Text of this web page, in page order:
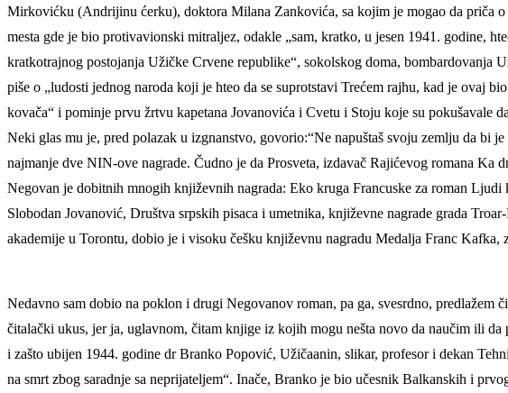
Mirkovićku (Andrijinu ćerku), doktora Milana Zankovića, sa kojim je mogao da priča
mesta gde je bio protivavionski mitraljez, odakle „sam, kratko, u jesen 1941. godine,
kratkotrajnog postojanja Užičke Crvene republike“, sokolskog doma,
piše o „ludosti jednog naroda koji je hteo da se suprotstavi Trećem rajhu, kad je ovaj
kovača“ i pominje prvu žrtvu kapetana Jovanovića i Cvetu i Stoju koje su pokušavale
Neki glas mu je, pred polazak u izgnanstvo, govorio:“Ne napuštaš svoju zemlju da bi
najmanje dve NIN-ove nagrade. Čudno je da Prosveta, izdavač Rajićevog romana
Negovan je dobitnih mnogih književnih nagrada: Eko kruga Francuske za roman
Slobodan Jovanović, Društva srpskih pisaca i umetnika, književne nagrade grada
akademije u Torontu, dobio je i visoku češku književnu nagradu Medalja Franc Kafka,
Nedavno sam dobio na poklon i drugi Negovanov roman, pa ga, svesrdno, predlažem
čitalački ukus, jer ja, uglavnom, čitam knjige iz kojih mogu nešta novo da naučim ili
i zašto ubijen 1944. godine dr Branko Popović, Užičaanin, slikar, profesor i dekan
na smrt zbog saradnje sa neprijateljem“. Inače, Branko je bio učesnik Balkanskih i